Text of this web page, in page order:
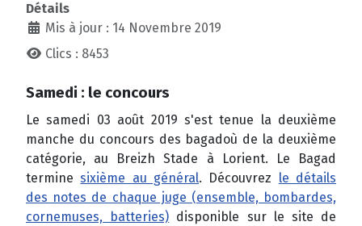
Détails
Mis à jour : 14 Novembre 2019
Clics : 8453
Samedi : le concours
Le samedi 03 août 2019 s'est tenue la deuxième
manche du concours des bagadoù de la deuxième
catégorie, au Breizh Stade à Lorient. Le Bagad
terminesixième au général. Découvrez le détails
des notes de chaque juge (ensemble, bombardes,
cornemuses, batteries) disponible sur le site de